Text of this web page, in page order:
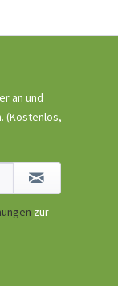
an und
(Kostenlos,
zur